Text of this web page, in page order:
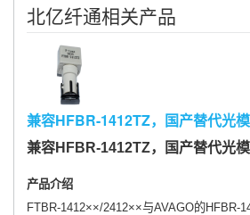
北亿纤通相关产品
兼容HFBR-1412TZ，国产替代光
兼容HFBR-1412TZ，国产替代光
产品介绍
FTBR-1412××/2412××与AVAGO的HFBR-